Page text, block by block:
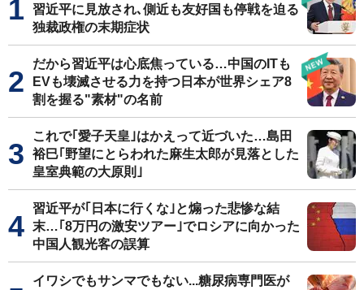
習近平に見放され､側近も友好国も停戦を迫る
独裁政権の末期症状
だから習近平は心底焦っている…中国のITも
EVも壊滅させる力を持つ日本が世界シェア8
割を握る"素材"の名前
これで｢愛子天皇｣はかえって近づいた…島田
裕巳｢野望にとらわれた麻生太郎が見落とした
皇室典範の大原則｣
習近平が｢日本に行くな｣と煽った悲惨な結
末…｢8万円の激安ツアー｣でロシアに向かった
中国人観光客の誤算
イワシでもサンマでもない...糖尿病専門医が